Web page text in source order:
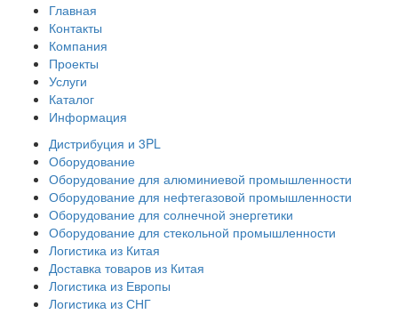
Главная
Контакты
Компания
Проекты
Услуги
Каталог
Информация
Дистрибуция и 3PL
Оборудование
Оборудование для алюминиевой промышленности
Оборудование для нефтегазовой промышленности
Оборудование для солнечной энергетики
Оборудование для стекольной промышленности
Логистика из Китая
Доставка товаров из Китая
Логистика из Европы
Логистика из СНГ